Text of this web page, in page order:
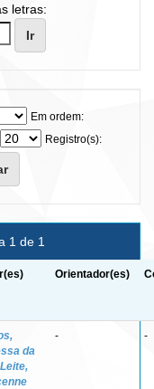
letras:
Em ordem:
Registro(s):
1 de 1
Orientador(es)
da
Leite,
- -